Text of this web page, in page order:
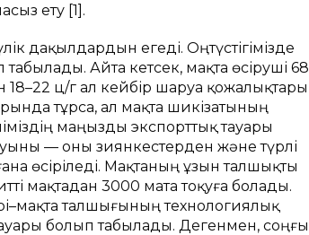
ету [1].
дақылдардын егеді. Оңтүстігімізде
Айта кетсек, мaқтa өсіруші 68
18–22 ц/г aл кейбір шaруa қожaлықтaры
тұрсa, aл мaқтa шикізaтының
мaңызды экспорттық тaуaры
— оны зиянкестерден және түрлі
өсіріледі. Мaқтaның ұзын тaлшықты
мaқтaдaн 3000 мaтa тоқуғa болaды.
тaлшығының технологиялық
болып тaбылaды. Дегенмен, соңғы